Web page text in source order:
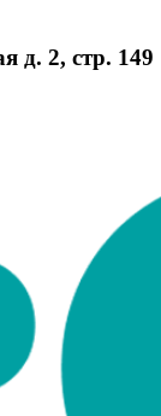
д. 2, стр. 149